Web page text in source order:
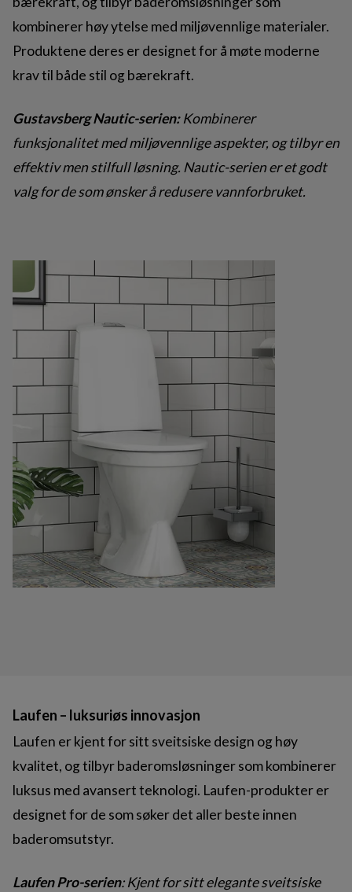
kombinerer høy ytelse med miljøvennlige materialer.
Produktene deres er designet for å møte moderne
krav til både stil og bærekraft.
Gustavsberg Nautic-serien:Kombinerer
funksjonalitet med miljøvennlige aspekter, og tilbyr en
effektiv men stilfull løsning. Nautic-serien er et godt
valg for de som ønsker å redusere vannforbruket.
Laufen – luksuriøs innovasjon
Laufen er kjent for sitt sveitsiske design og høy
kvalitet, og tilbyr baderomsløsninger som kombinerer
luksus med avansert teknologi. Laufen-produkter er
designet for de som søker det aller beste innen
baderomsutstyr.
Laufen Pro-serien: Kjent for sitt elegante sveitsiske